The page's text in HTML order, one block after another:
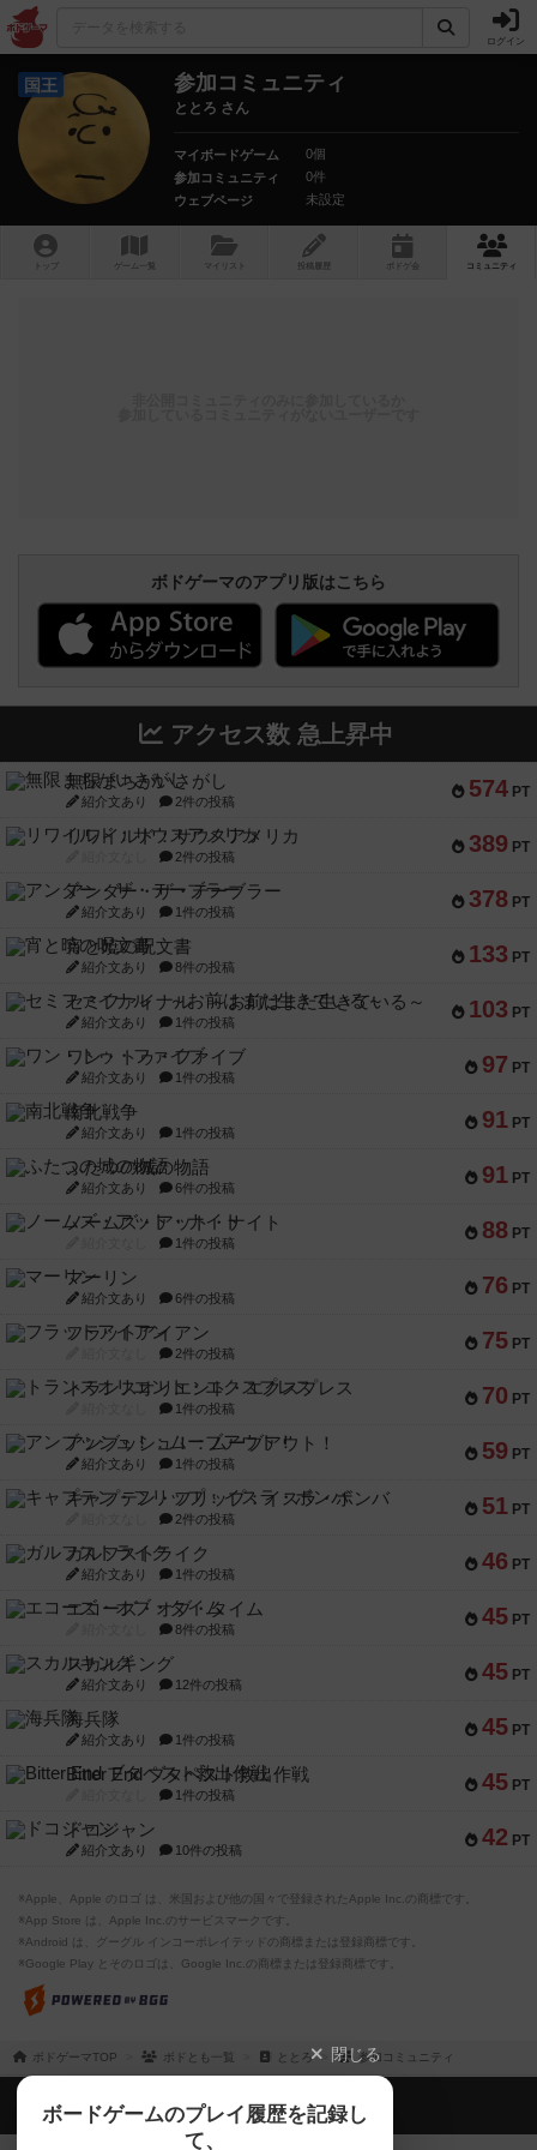
ログイン
国王 参加コミュニティ
ととろ さん
マイボードゲーム
0個
参加コミュニティ
0件
ウェブページ
未設定
トップ ゲーム一覧 マイリスト 投稿履歴 ボ ドゲ コミュニティ
ボドゲーマのアプリ版はこちら
アクセス数 急上昇中
574 PT
無限まちがいさがし
紹介文あり 2件の投稿
389 PT
リワイルド：サウスアメリカ
2件の投稿
378 PT
アンダー・ザ・テーブラー
紹介文あり 1件の投稿
133 PT
宵と暁の呪文書
紹介文あり 8件の投稿
103 PT
セミファイナル ～お前はまだ生きている～
紹介文あり 1件の投稿
97 PT
ワン・トゥ・ファイブ
紹介文あり 1件の投稿
91 PT
南北戦争
紹介文あり 1件の投稿
91 PT
ふたつの城の物語
紹介文あり 6件の投稿
88 PT
ノームズ・アット・ナイト
1件の投稿
76 PT
マーリン
紹介文あり 6件の投稿
75 PT
フラットアイアン
2件の投稿
70 PT
トランスオリエント・エクスプレス
1件の投稿
59 PT
アンブッシュ！：ムーブアウト！
紹介文あり 1件の投稿
51 PT
キャプテン・フリップ：イスラ・ボンバ
2件の投稿
46 PT
ガルフストライク
紹介文あり 1件の投稿
45 PT
エコーズ・オブ・タイム
8件の投稿
45 PT
スカルキング
紹介文あり 12件の投稿
45 PT
海兵隊
紹介文あり 1件の投稿
45 PT
Bitter End ブタペスト救出作戦
1件の投稿
42 PT
ドコジャン
紹介文あり 10件の投稿
※Apple、Apple のロゴ は、米国および他の国々で登録されたApple Inc.の商標です。
※App Store は、Apple Inc.のサービスマークです。
※Android は、グーグル インコーポレイテッドの商標または登録商標です。
※Google Play とそのロゴは、Google Inc.の商標または登録商標です。
ボドゲーマTOP ボドとも一覧 ととろ 参加コミュニティ
閉じる
ボードゲームのプレイ履歴を記録し
て、
ボドゲーマTOP